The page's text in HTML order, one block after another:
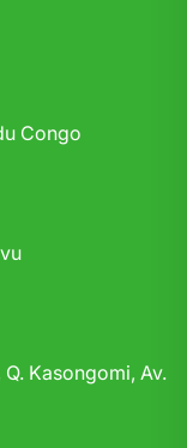
Congo
Kasongomi, Av.